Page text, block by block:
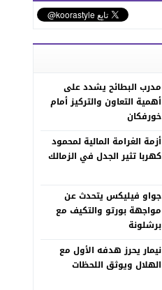
مدرب البطائح يشدد على
أهمية التعاون والتركيز أمام
خورفكان
أزمة الغرامة المالية لمحمود
كهربا تثير الجدل في الزمالك
جواو فيليكس يتحدث عن
مواجهة بورتو والتكيف مع
برشلونة
نيمار يحرز هدفه الأول مع
الهلال ويوثق اللحظات